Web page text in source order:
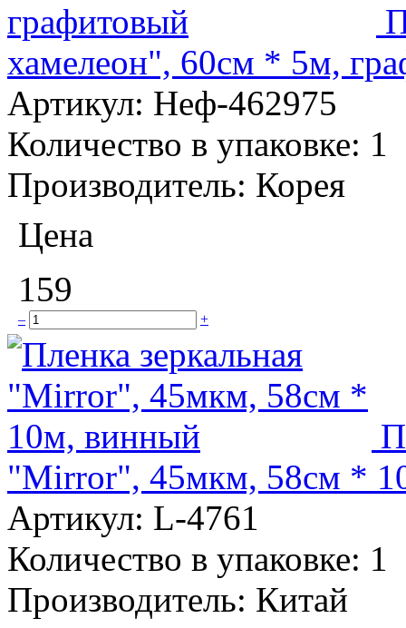
хамелеон", 60см * 5м,
Артикул: Неф-462975
Количество в упаковке: 1
Производитель: Корея
Цена
159
– +
"Mirror", 45мкм, 58см *
Артикул: L-4761
Количество в упаковке: 1
Производитель: Китай